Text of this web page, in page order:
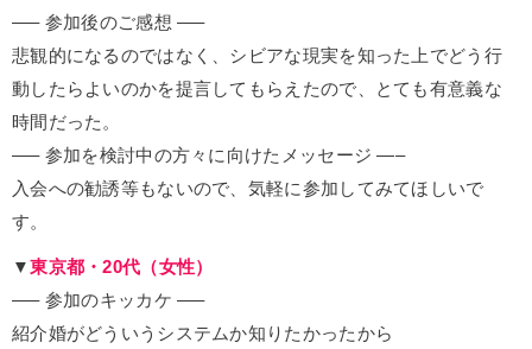
—– 参加後のご感想 —–
悲観的になるのではなく、シビアな現実を知った上でどう行
動したらよいのかを提言してもらえたので、とても有意義な
時間だった。
—– 参加を検討中の方々に向けたメッセージ —–
入会への勧誘等もないので、気軽に参加してみてほしいで
す。
▼東京都・20代（女性）
—– 参加のキッカケ —–
紹介婚がどういうシステムか知りたかったから